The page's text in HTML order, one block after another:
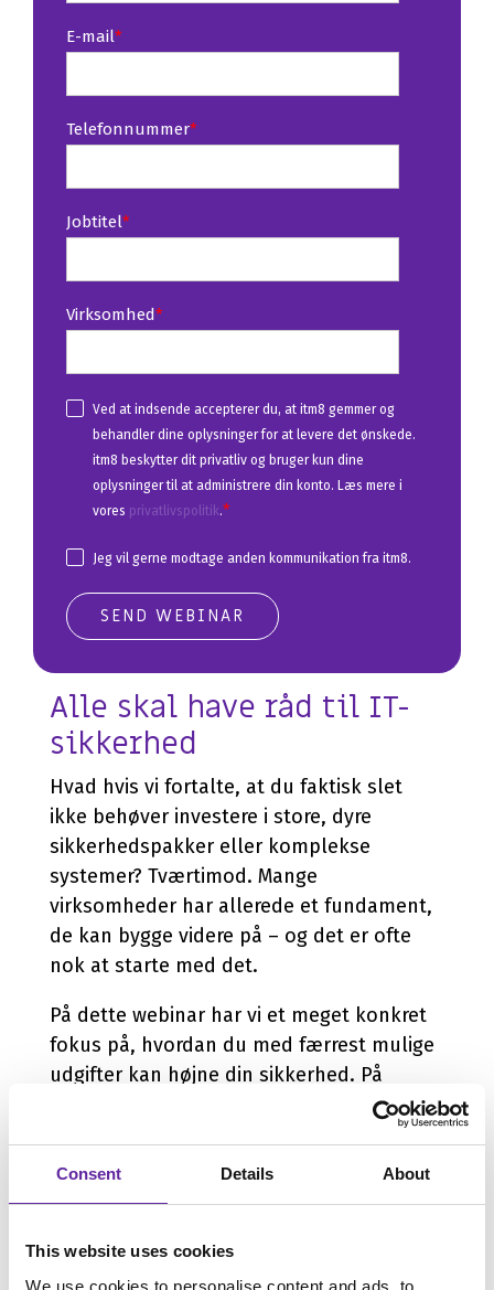
Consent Details About
This website uses cookies
We use cookies to personalise content and ads, to
Alle skal have råd til IT-
sikkerhed
Hvad hvis vi fortalte, at du faktisk slet
ikke behøver investere i store, dyre
sikkerhedspakker eller komplekse
systemer? Tværtimod. Mange
virksomheder har allerede et fundament,
de kan bygge videre på – og det er ofte
nok at starte med det.
På dette webinar har vi et meget konkret
fokus på, hvordan du med færrest mulige
udgifter kan højne din sikkerhed. På
Hvad koster det at komme i gang?
Hvordan kan du få mere sikkerhed
E-mail*
Telefonnummer*
Jobtitel*
Virksomhed*
Ved at indsende accepterer du, at itm8 gemmer og
behandler dine oplysninger for at levere det ønskede.
itm8 beskytter dit privatliv og bruger kun dine
oplysninger til at administrere din konto. Læs mere i
vores privatlivspolitik.*
Jeg vil gerne modtage anden kommunikation fra itm8.